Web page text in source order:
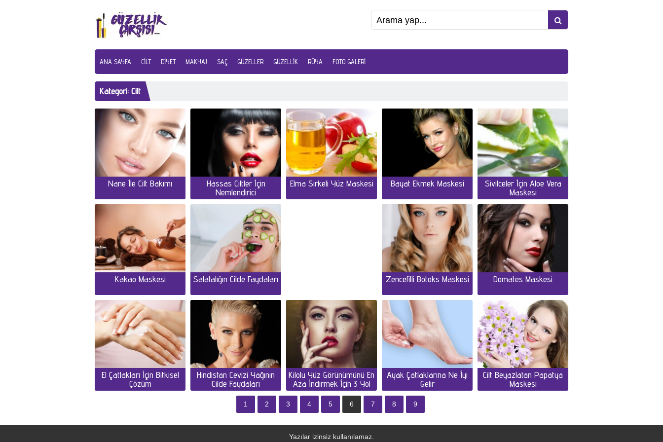
ANA SAYFA CILT DIYET MAKYAJ SAÇ GÜZELLER GÜZELLIK RÜYA FOTO GALERI
Kategori: Cilt
Nane İle Cilt Bakımı
Hassas Ciltler İçin
Nemlendirici
Elma Sirkeli Yüz Maskesi Bayat Ekmek Maskesi
Sivilceler İçin Aloe Vera
Maskesi
Kakao Maskesi Salatalığın Cilde Faydaları Zencefilli Botoks Maskesi Domates Maskesi
El Çatlakları İçin Bitkisel
Çözüm
Hindistan Cevizi Yağının
Cilde Faydaları
Kilolu Yüz Görünümünü En
Aza İndirmek İçin 3 Yol
Ayak Çatlaklarına Ne İyi
Gelir
Cilt Beyazlatan Papatya
Maskesi
1 2 3 4 5 6 7 8 9
Yazılar izinsiz kullanılamaz.